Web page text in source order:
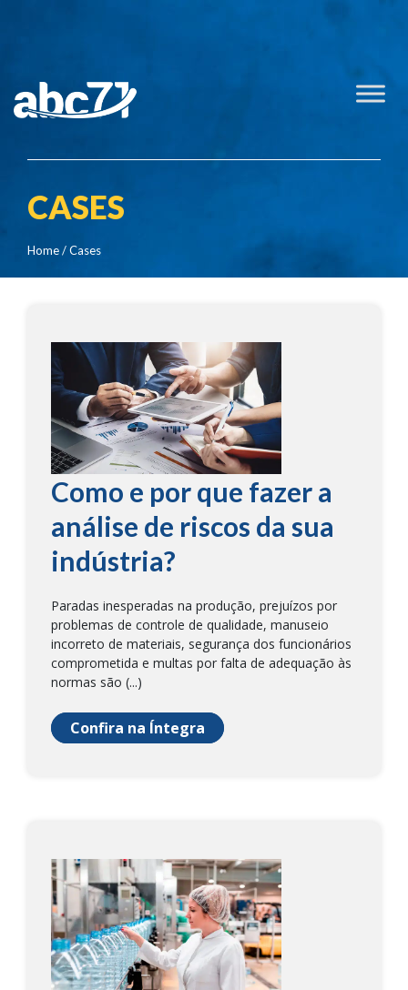
CASES
Home/ Cases
Como e por que fazer a
análise de riscos da sua
indústria?
Paradas inesperadas na produção, prejuízos por
problemas de controle de qualidade, manuseio
incorreto de materiais, segurança dos funcionários
comprometida e multas por falta de adequação às
normas são (...)
Confira na Íntegra